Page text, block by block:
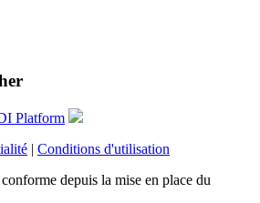
Platform
| Conditions d'utilisation
depuis la mise en place du